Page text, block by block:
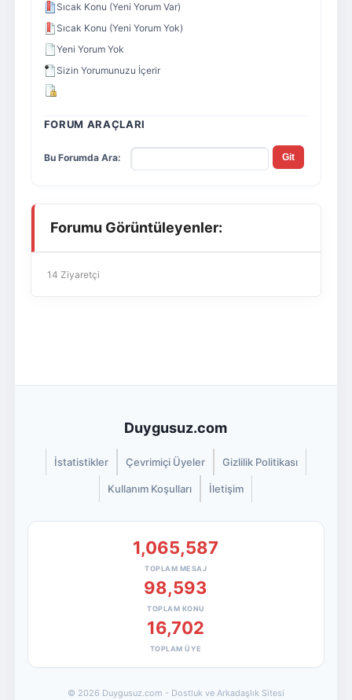
Sıcak Konu (Yeni Yorum Var)
Sıcak Konu (Yeni Yorum Yok)
Yeni Yorum Yok
Sizin Yorumunuzu İçerir
FORUM ARAÇLARI
Bu Forumda Ara:
Forumu Görüntüleyenler:
14 Ziyaretçi
Duygusuz.com
İstatistikler Çevrimiçi Üyeler Gizlilik Politikası
Kullanım Koşulları İletişim
1,065,587
TOPLAM MESAJ
98,593
TOPLAM KONU
16,702
TOPLAM ÜYE
© 2026 Duygusuz.com - Dostluk ve Arkadaşlık Sitesi